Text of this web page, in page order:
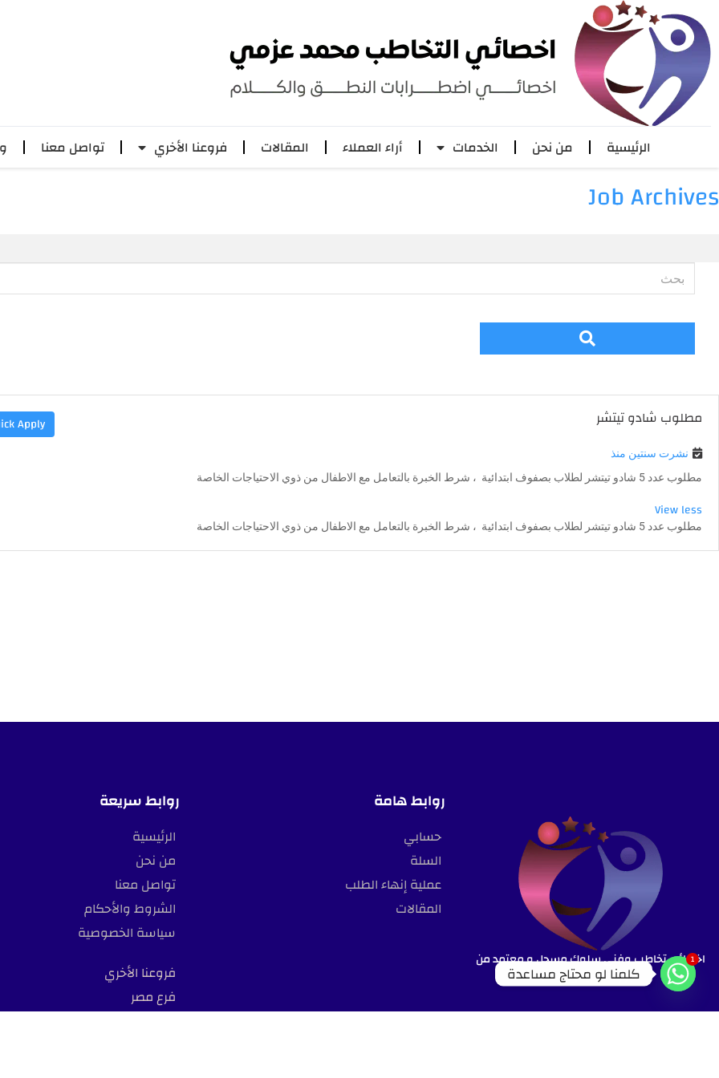
الرئيسية من نحن الخدمات أراء العملاء المقالات فروعنا الأخري تواصل معنا
Job Archives
مطلوب شادو تيتشر Apply
نشرت سنتين منذ
مطلوب عدد 5 شادو تيتشر لطلاب بصفوف ابتدائية ، شرط الخبرة بالتعامل مع الاطفال من ذوي الاحتياجات الخاصة
View less
مطلوب عدد 5 شادو تيتشر لطلاب بصفوف ابتدائية ، شرط الخبرة بالتعامل مع الاطفال من ذوي الاحتياجات الخاصة
اخصائي تخاطب وفني سلوك مسجل و معتمد من
البورد الامريكي (RBT)
روابط هامة
حسابي
السلة
عملية إنهاء الطلب
المقالات
روابط سريعة
الرئيسية
من نحن
تواصل معنا
الشروط والأحكام
سياسة الخصوصية
فروعنا الأخري
فرع مصر
1
كلمنا لو محتاج مساعدة